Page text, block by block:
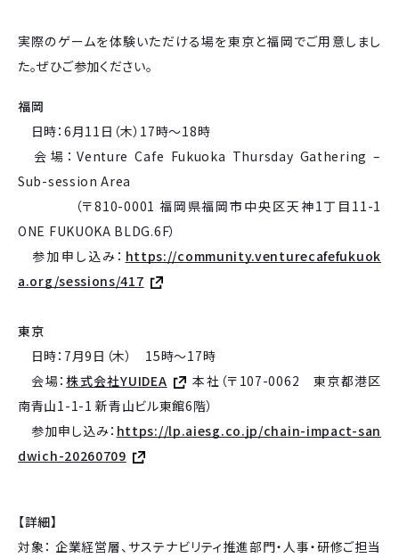
実際のゲームを体験いただける場を東京と福岡でご用意しまし
た。ぜひご参加ください。
福岡
日時：6月11日（木）17時～18時
会場：Venture Cafe Fukuoka Thursday Gathering –
Sub-session Area
（〒810-0001 福岡県福岡市中央区天神1丁目11-1
ONE FUKUOKA BLDG.6F）
参加申し込み： https://community.venturecafefukuok
a.org/sessions/417
東京
日時：7月9日（木） 15時～17時
会場：株式会社YUIDEA
本社（〒107-0062 東京都港区
南青山1-1-1 新青山ビル東館6階）
参加申し込み： https://lp.aiesg.co.jp/chain-impact-san
dwich-20260709
【詳細】
対象： 企業経営層、サステナビリティ推進部門・人事・研修ご担当